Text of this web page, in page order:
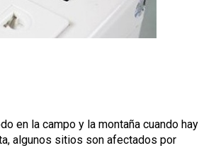
en la campo y la montaña cuando hay
algunos sitios son afectados por